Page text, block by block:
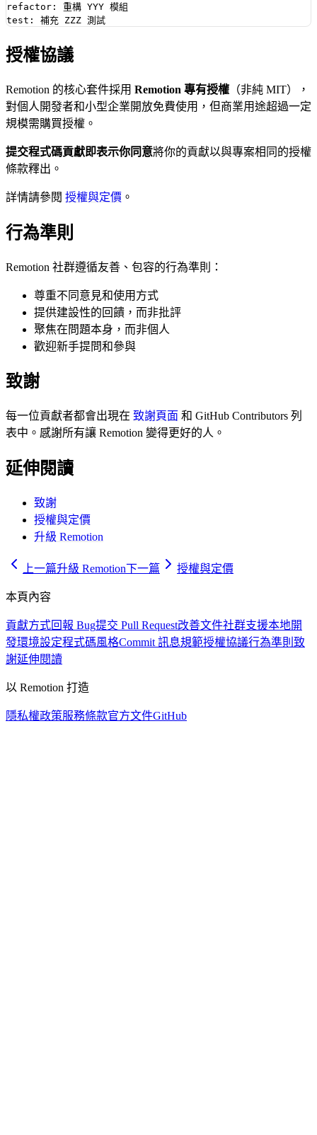
refactor: 重構 YYY 模組
授權協議
Remotion 的核心套件採用 Remotion 專有授權 （非純 MIT），
對個人開發者和小型企業開放免費使用，但商業用途超過一定
規模需購買授權。
提交程式碼貢獻即表示你同意將你的貢獻以與專案相同的授權
條款釋出。
詳情請參閱 授權與定價 。
行為準則
Remotion 社群遵循友善、包容的行為準則：
尊重不同意見和使用方式
提供建設性的回饋，而非批評
聚焦在問題本身，而非個人
歡迎新手提問和參與
致謝
每一位貢獻者都會出現在 致謝頁面 和 GitHub Contributors 列
表中。感謝所有讓 Remotion 變得更好的人。
延伸閱讀
致謝
授權與定價
升級 Remotion
上一篇升級 Remotion下一篇 授權與定價
本頁內容
貢獻方式回報 Bug提交 Pull Request改善文件社群支援本地開
發環境設定程式碼風格Commit 訊息規範授權協議行為準則 致
謝延伸閱讀
以 Remotion 打造
隱私權政策服務條款官方文件GitHub